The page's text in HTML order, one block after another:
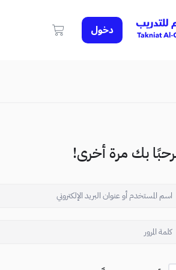
دخول
بك مرة أخرى!